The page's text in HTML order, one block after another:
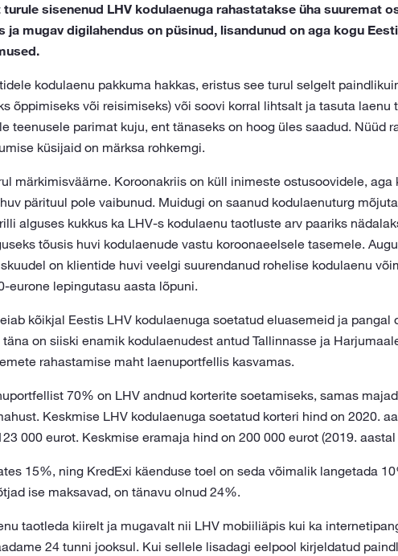
sisenenud LHV kodulaenuga rahastatakse üha suuremat
ja mugav digilahendus on püsinud, lisandunud on aga kogu
kodulaenu pakkuma hakkas, eristus see turul selgelt
õppimiseks või reisimiseks) või soovi korral lihtsalt ja tasuta laenu
teenusele parimat kuju, ent tänaseks on hoog üles saadud. Nüüd
küsijaid on märksa rohkemgi.
märkimisväärne. Koroonakriis on küll inimeste ostusoovidele,
pärituul pole vaibunud. Muidugi on saanud kodulaenuturg
alguses kukkus ka LHV-s kodulaenu taotluste arv paariks
tõusis huvi kodulaenude vastu koroonaeelsele tasemele.
on klientide huvi veelgi suurendanud rohelise kodulaenu
eurone lepingutasu aasta lõpuni.
kõikjal Eestis LHV kodulaenuga soetatud eluasemeid ja pangal
on siiski enamik kodulaenudest antud Tallinnasse ja
rahastamise maht laenuportfellis kasvamas.
70% on LHV andnud korterite soetamiseks, samas
Keskmise LHV kodulaenuga soetatud korteri hind on 2020.
000 eurot. Keskmise eramaja hind on 200 000 eurot (2019. aastal
15%, ning KredExi käenduse toel on seda võimalik langetada
ise maksavad, on tänavu olnud 24%.
taotleda kiirelt ja mugavalt nii LHV mobiiliäpis kui ka
24 tunni jooksul. Kui sellele lisadagi eelpool kirjeldatud